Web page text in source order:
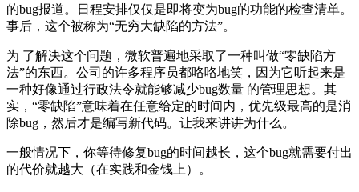
的bug报道。日程安排仅仅是即将变为bug的功能的检查清单。
事后，这个被称为“无穷大缺陷的方法”。
为 了解决这个问题，微软普遍地采取了一种叫做“零缺陷方
法”的东西。公司的许多程序员都咯咯地笑，因为它听起来是
一种好像通过行政法令就能够减少bug数量 的管理思想。其
实，“零缺陷”意味着在任意给定的时间内，优先级最高的是消
除bug，然后才是编写新代码。让我来讲讲为什么。
一般情况下，你等待修复bug的时间越长，这个bug就需要付出
的代价就越大（在实践和金钱上）。